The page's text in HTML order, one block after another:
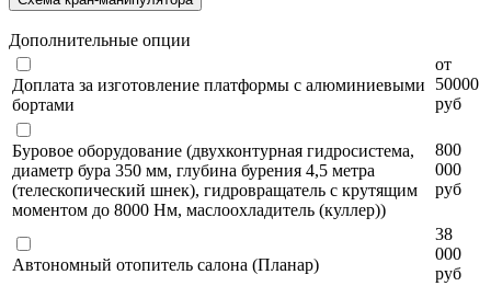
Дополнительные опции
Доплата за изготовление платформы с алюминиевыми
бортами
от
50000
руб
Буровое оборудование (двухконтурная гидросистема,
диаметр бура 350 мм, глубина бурения 4,5 метра
(телескопический шнек), гидровращатель с крутящим
моментом до 8000 Нм, маслоохладитель (куллер))
800
000
руб
Автономный отопитель салона (Планар)
38
000
руб